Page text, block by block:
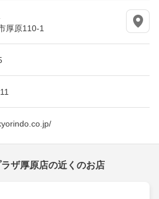
厚原110-1
ザ厚原店の近くのお店